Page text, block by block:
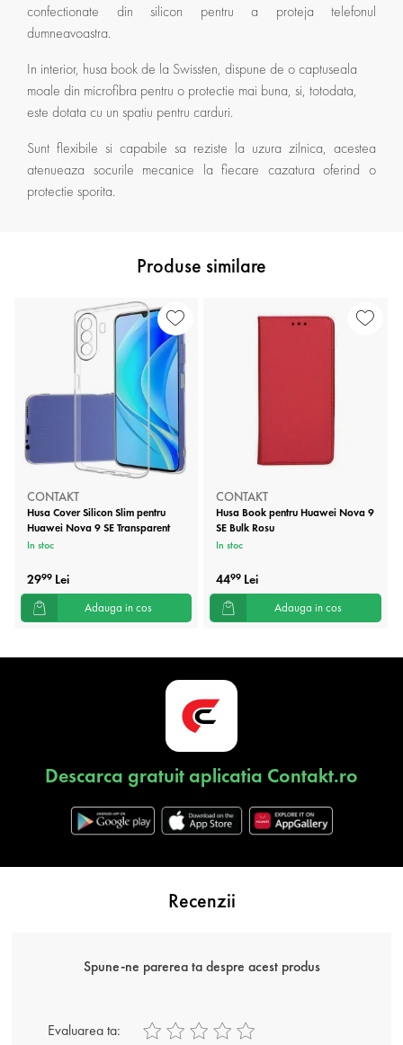
confectionate din silicon pentru a proteja telefonul
dumneavoastra.
In interior, husa book de la Swissten, dispune de o captuseala
moale din microfibra pentru o protectie mai buna, si, totodata,
este dotata cu un spatiu pentru carduri.
Sunt flexibile si capabile sa reziste la uzura zilnica, acestea
atenueaza socurile mecanice la fiecare cazatura oferind o
protectie sporita.
Produse similare
CONTAKT
Husa Cover Silicon Slim pentru
Huawei Nova 9 SE Transparent
In stoc
2999 Lei
Adauga in cos
CONTAKT
Husa Book pentru Huawei Nova 9
SE Bulk Rosu
In stoc
4499 Lei
Adauga in cos
Descarca gratuit aplicatia Contakt.ro
Recenzii
Spune-ne parerea ta despre acest produs
Evaluarea ta: